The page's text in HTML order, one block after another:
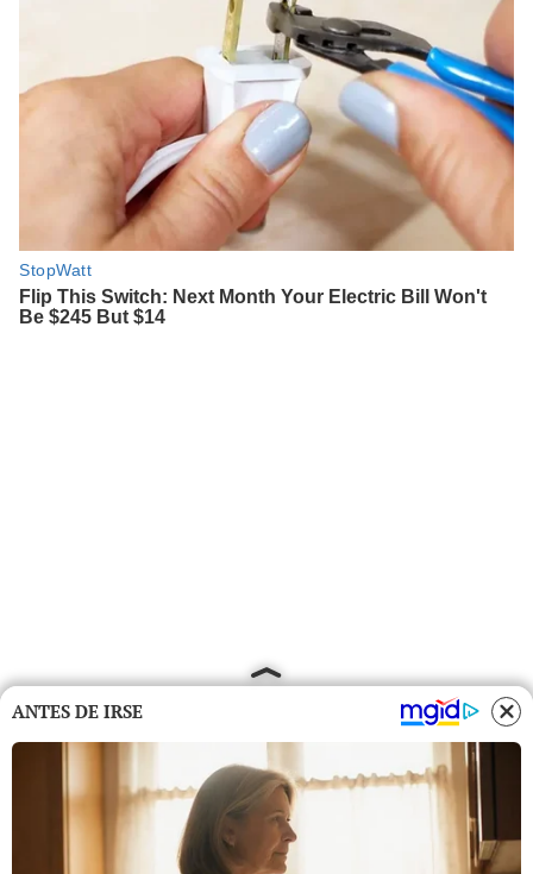
ANTES DE IRSE